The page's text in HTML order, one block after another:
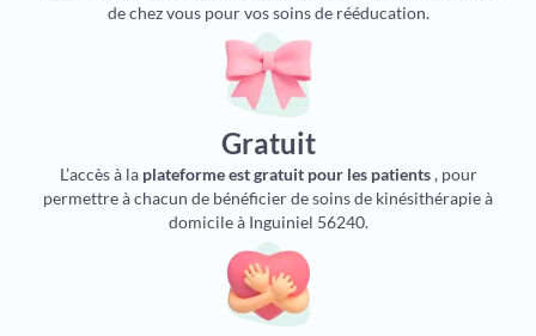
de chez vous pour vos soins de rééducation.
Gratuit
L’accès à la plateforme est gratuit pour les patients, pour
permettre à chacun de bénéficier de soins de kinésithérapie à
domicile à Inguiniel 56240.